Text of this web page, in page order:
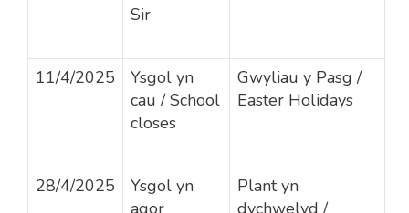
Sir
11/4/2025
Ysgol yn
cau / School
closes
Gwyliau y Pasg /
Easter Holidays
28/4/2025
Ysgol yn
agor
Plant yn
dychwelyd /